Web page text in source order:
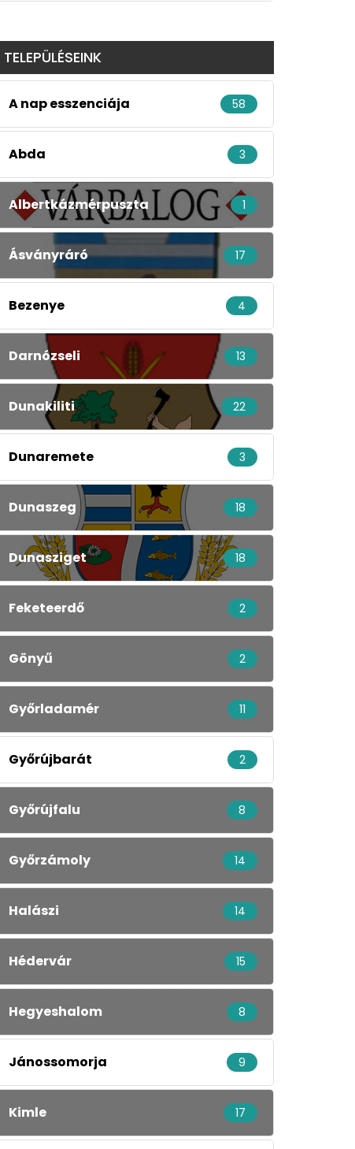
TELEPÜLÉSEINK
A nap esszenciája 58
Abda 3
Albertkázmérpuszta 1
Ásványráró 17
Bezenye 4
Darnózseli 13
Dunakiliti 22
Dunaremete 3
Dunaszeg 18
Dunasziget 18
Feketeerdő 2
Gönyű 2
Győrladamér 11
Győrújbarát 2
Győrújfalu 8
Győrzámoly 14
Halászi 14
Hédervár 15
Hegyeshalom 8
Jánossomorja 9
Kimle 17